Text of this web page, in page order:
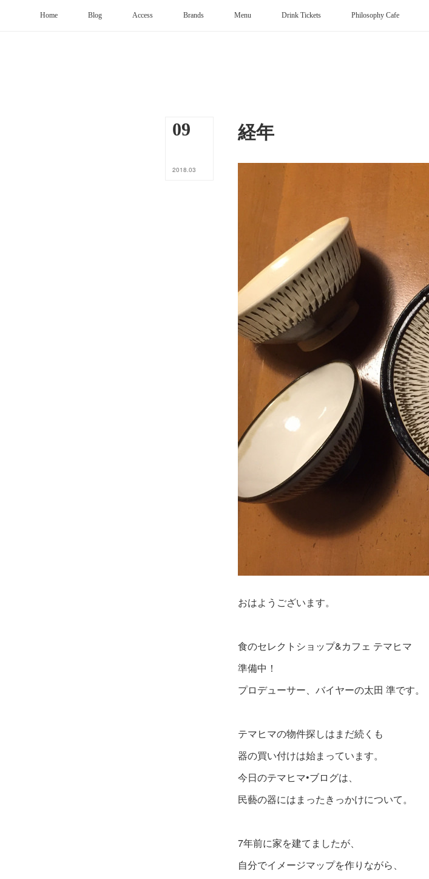
Home Blog Access Brands Menu Drink Tickets Philosophy Cafe
09
2018.03
経年
おはようございます。
食のセレクトショップ&カフェ テマヒマ
準備中！
プロデューサー、バイヤーの太田 準です。
テマヒマの物件探しはまだ続くも
器の買い付けは始まっています。
今日のテマヒマ•ブログは、
民藝の器にはまったきっかけについて。
7年前に家を建てましたが、
自分でイメージマップを作りながら、